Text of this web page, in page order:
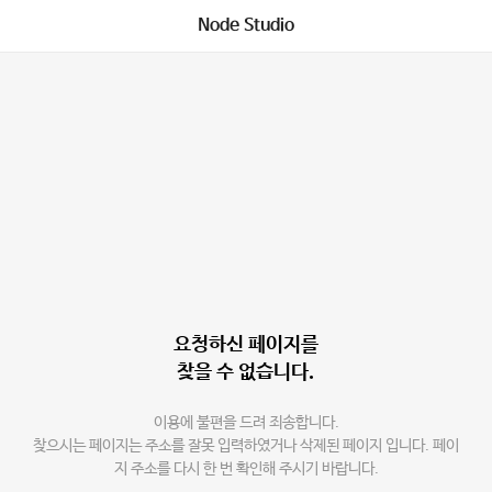
Node Studio
요청하신 페이지를
찾을 수 없습니다.
이용에 불편을 드려 죄송합니다.
찾으시는 페이지는 주소를 잘못 입력하였거나 삭제된 페이지 입니다. 페이
지 주소를 다시 한 번 확인해 주시기 바랍니다.